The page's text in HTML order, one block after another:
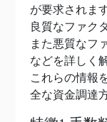
が要求されます
良質なファク
また悪質なフ
などを詳しく
これらの情報
全な資金調達